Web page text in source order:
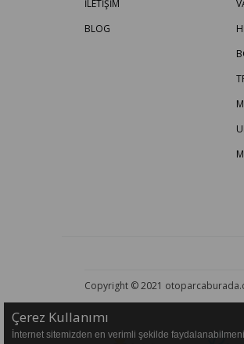
İLETİŞİM
BLOG
Copyright © 2021
Çerez Kullanımı
İnternet sitemizden en verimli şekilde